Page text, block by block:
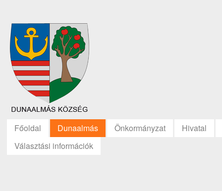
Főoldal Dunaalmás Önkormányzat
Hivatal
Választási információk